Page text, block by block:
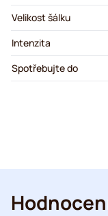
Velikost šálku
Intenzita
Spotřebujte do